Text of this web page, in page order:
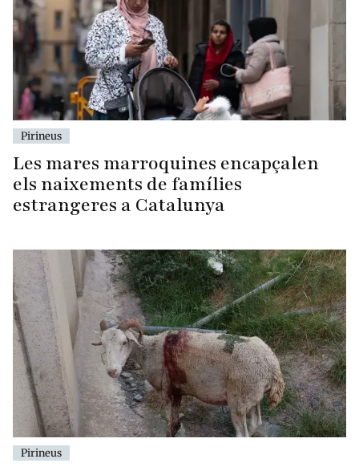
Pirineus
Les mares marroquines encapçalen
els naixements de famílies
estrangeres a Catalunya
Pirineus